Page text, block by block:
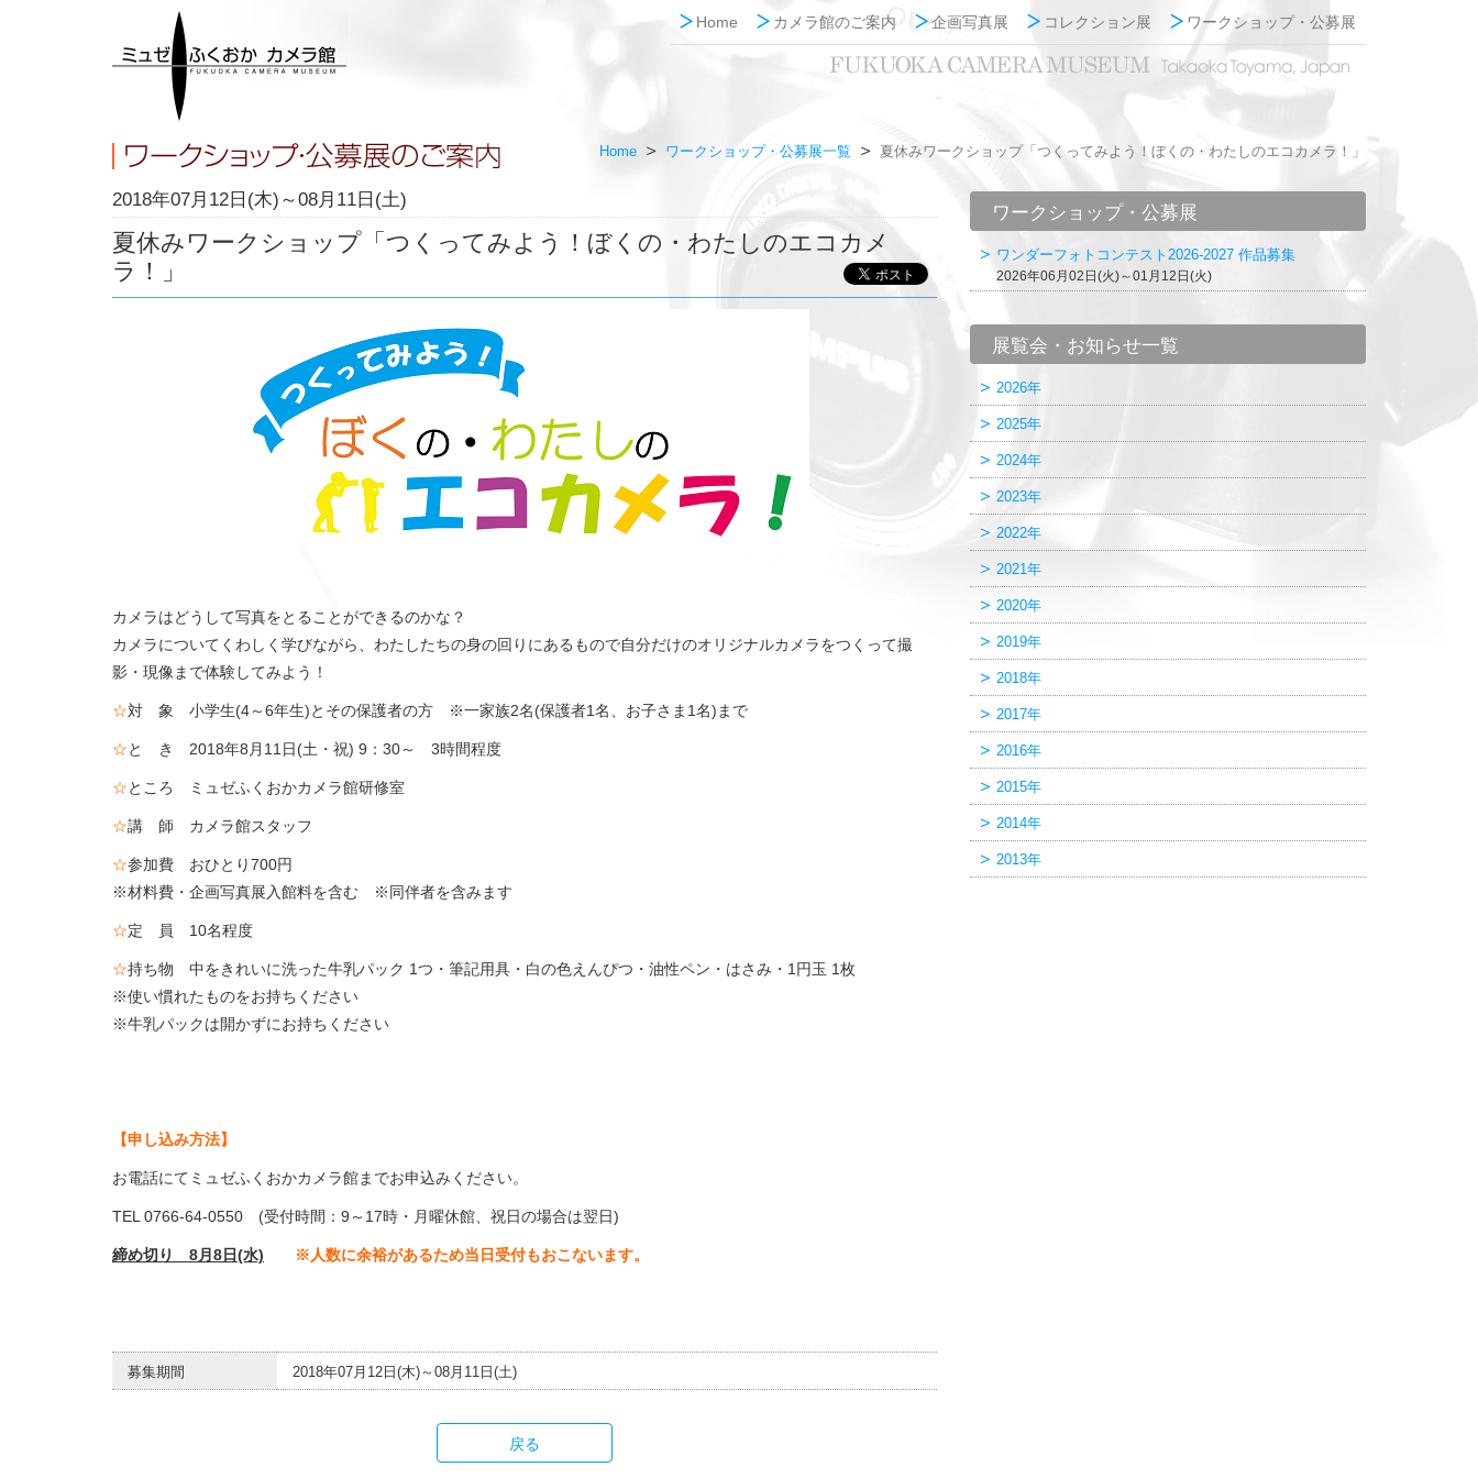
Home カメラ館のご案内 企画写真展 コレクション展 ワークショップ・公募展
Home ワークショップ・公募展一覧 夏休みワークショップ「つくってみよう！ぼくの・わたしのエコカメラ！」
2018年07月12日(木)～08月11日(土)
夏休みワークショップ「つくってみよう！ぼくの・わたしのエコカメ
ラ！」
カメラはどうして写真をとることができるのかな？
カメラについてくわしく学びながら、わたしたちの身の回りにあるもので自分だけのオリジナルカメラをつくって撮
影・現像まで体験してみよう！
☆対 象 小学生(4～6年生)とその保護者の方 ※一家族2名(保護者1名、お子さま1名)まで
☆と き 2018年8月11日(土・祝) 9：30～ 3時間程度
☆ところ ミュゼふくおかカメラ館研修室
☆講 師 カメラ館スタッフ
☆参加費 おひとり700円
※材料費・企画写真展入館料を含む ※同伴者を含みます
☆定 員 10名程度
☆持ち物 中をきれいに洗った牛乳パック 1つ・筆記用具・白の色えんぴつ・油性ペン・はさみ・1円玉 1枚
※使い慣れたものをお持ちください
※牛乳パックは開かずにお持ちください
【申し込み方法】
お電話にてミュゼふくおかカメラ館までお申込みください。
TEL 0766-64-0550 (受付時間：9～17時・月曜休館、祝日の場合は翌日)
締め切り 8月8日(水) ※人数に余裕があるため当日受付もおこないます。
募集期間 2018年07月12日(木)～08月11日(土)
戻る
ワークショップ・公募展
ワンダーフォトコンテスト2026-2027 作品募集
2026年06月02日(火)～01月12日(火)
展覧会・お知らせ一覧
2026年
2025年
2024年
2023年
2022年
2021年
2020年
2019年
2018年
2017年
2016年
2015年
2014年
2013年